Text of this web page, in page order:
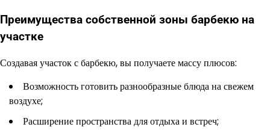
Преимущества собственной зоны барбекю на
участке
Создавая участок с барбекю, вы получаете массу плюсов:
Возможность готовить разнообразные блюда на свежем
воздухе;
Расширение пространства для отдыха и встреч;